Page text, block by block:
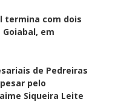
termina com dois
em
de Pedreiras
pelo
Siqueira Leite